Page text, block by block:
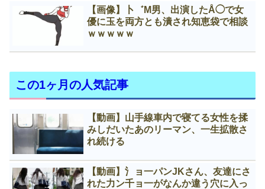
【画像】卜゛M男、出演したÅ◯で女
優に玉を両方とも潰され知恵袋で相談
ｗｗｗｗｗ
この1ヶ月の人気記事
【動画】山手線車内で寝てる女性を揉
みしだいたあのリーマン、一生拡散さ
れ続ける
【動画】氵ョ一パンJKさん、友達にさ
れた力ン千ョ一がなんか違う穴に入っ